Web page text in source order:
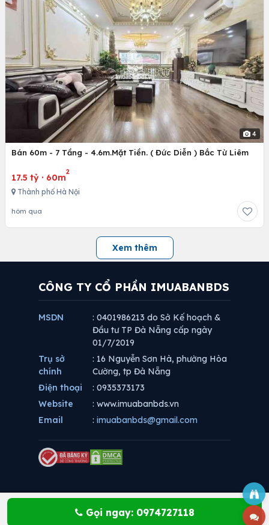
4
Bán 60m - 7 Tầng - 4.6m.Mặt Tiền. ( Đức Diễn ) Bắc Từ Liêm
17.5 tỷ · 60m
2
Thành phố Hà Nội
hôm qua
Xem thêm
Gọi ngay: 0974727118
CÔNG TY CỔ PHẦN IMUABANBDS
MSDN
: 0401986213 do Sở Kế hoạch &
Đầu tư TP Đà Nẵng cấp ngày
01/7/2019
Trụ sở
chính
: 16 Nguyễn Sơn Hà, phường Hòa
Cường, tp Đà Nẵng
Điện thoại
: 0935373173
Website
: www.imuabanbds.vn
Email
: imuabanbds@gmail.com